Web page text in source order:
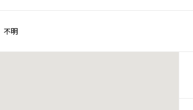
不明